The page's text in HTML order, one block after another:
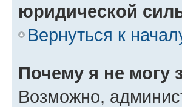
юридической
Вернуться к
Почему я не могу
Возможно,